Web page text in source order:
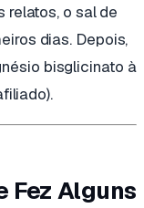
relatos, o sal de
dias. Depois,
bisglicinato à
.
Fez Alguns